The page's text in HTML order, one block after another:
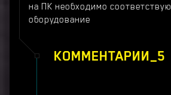
на ПК необходимо
оборудование
КОММЕНТАРИИ_5